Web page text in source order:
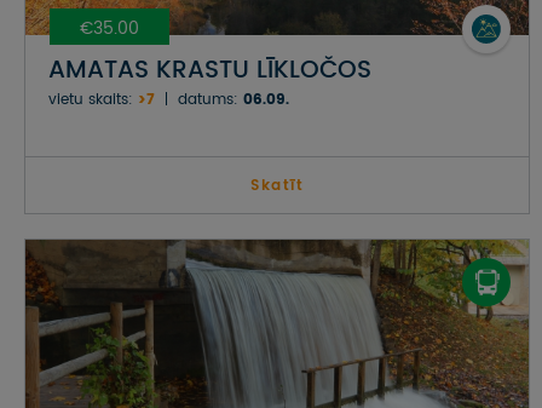
€35.00
AMATAS KRASTU LĪKLOČOS
vietu skaits: >7 datums: 06.09.
Skatīt